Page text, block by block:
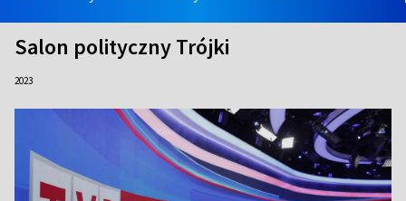
Salon polityczny Trójki
2023